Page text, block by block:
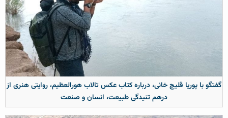
گفتگو با پوریا قلیچ خانی، درباره کتاب عکس تالاب هورالعظیم، روایتی هنری از
درهم تنیدگی طبیعت، انسان و صنعت